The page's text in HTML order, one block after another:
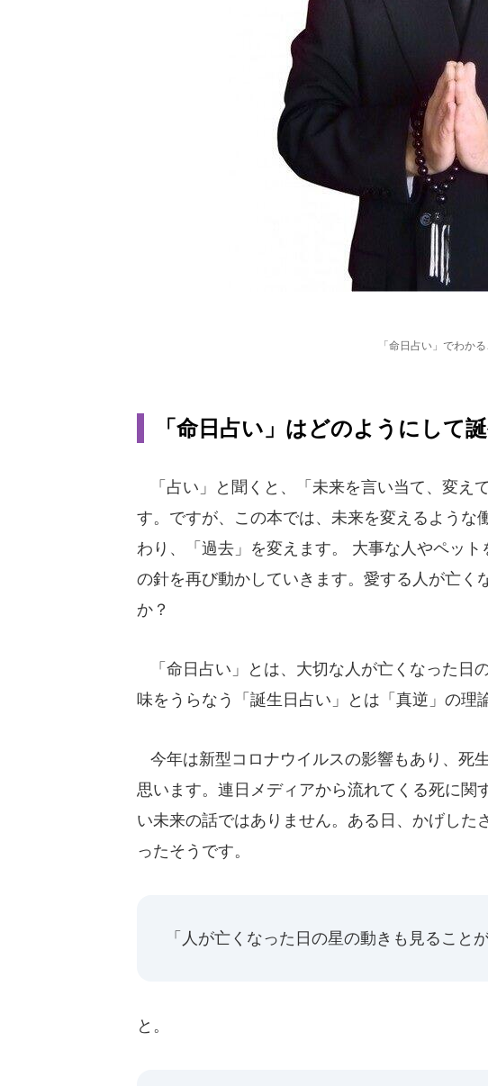
「命日占い」でわか
「命日占い」はどのようにして
「占い」と聞くと、「未来を言い当て、変え
す。ですが、この本では、未来を変えるような
わり、「過去」を変えます。 大事な人やペッ
の針を再び動かしていきます。愛する人が亡く
か？
「命日占い」とは、大切な人が亡くなった日
味をうらなう「誕生日占い」とは「真逆」の理
今年は新型コロナウイルスの影響もあり、死
思います。連日メディアから流れてくる死に関
い未来の話ではありません。ある日、かげした
ったそうです。
「人が亡くなった日の星の動きも見ること
と。